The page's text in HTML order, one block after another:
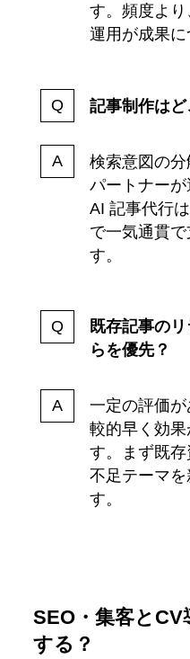
す。頻度よ
運用が成果に
記事制作はど
検索意図の
パートナー
AI 記事代行
で一気通貫
す。
既存記事の
らを優先？
一定の評価
較的早く効
す。まず既
不足テーマ
す。
SEO・集客と
する？